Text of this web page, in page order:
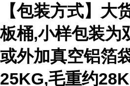
【包装方式】大
板桶,小样包装为
或外加真空铝箔
25KG,毛重约